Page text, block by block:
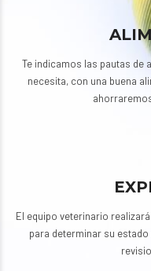
Te indicamos las pautas de
necesita, con una buena
El equipo veterinario
para determinar su